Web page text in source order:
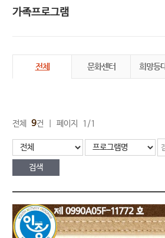
가족프로그램
전체 문화센터 희망등
전체 9건 | 페이지 1/1